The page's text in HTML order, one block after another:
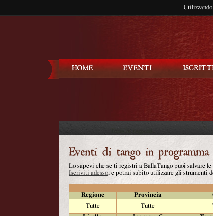
Lo sapevi che se ti registri a BallaTango puoi salvare
Iscriviti adesso, e potrai subito utilizzare gli strumenti
Regione
Provincia
Tutte
Tutte